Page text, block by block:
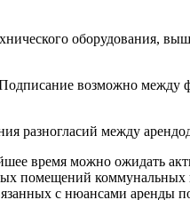
оборудования,
возможно между
разногласий между
время можно ожидать
помещений
с нюансами аренды